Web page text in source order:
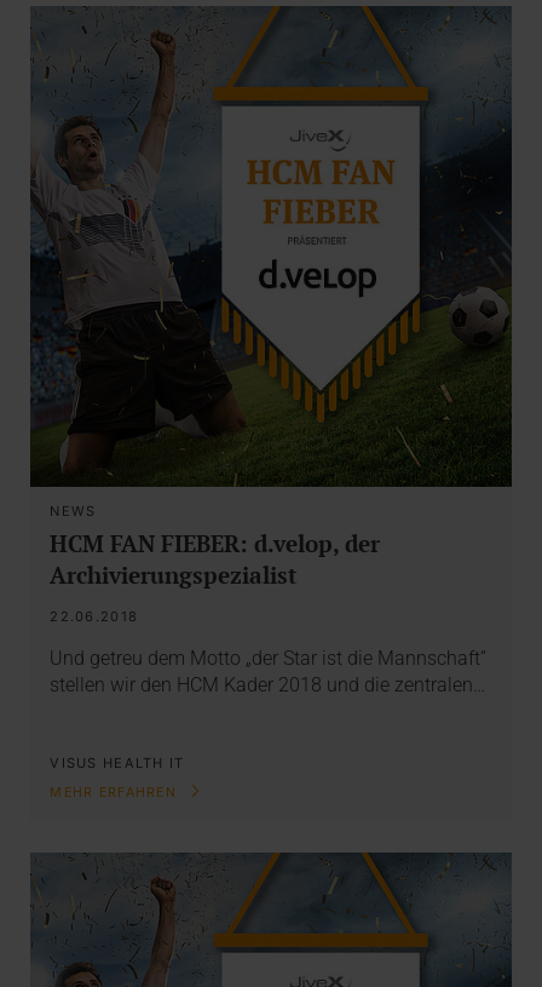
NEWS
HCM FAN FIEBER: d.velop, der
Archivierungspezialist
22.06.2018
Und getreu dem Motto „der Star ist die Mannschaft“
stellen wir den HCM Kader 2018 und die zentralen…
VISUS HEALTH IT
MEHR ERFAHREN